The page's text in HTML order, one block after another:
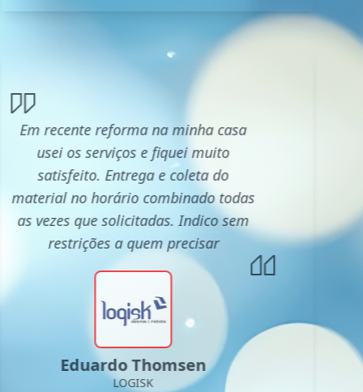
Em recente reforma na minha casa
usei os serviços e fiquei muito
satisfeito. Entrega e coleta do
material no horário combinado todas
as vezes que solicitadas. Indico sem
restrições a quem precisar
Eduardo Thomsen
LOGISK